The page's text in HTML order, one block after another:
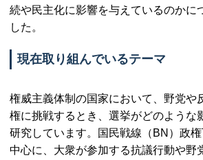
続や民主化に影響を与えているのかに
した。
現在取り組んでいるテーマ
権威主義体制の国家において、野党や
権に挑戦するとき、選挙がどのような
研究しています。国民戦線 （BN） 政
中心に、大衆が参加する抗議行動や野